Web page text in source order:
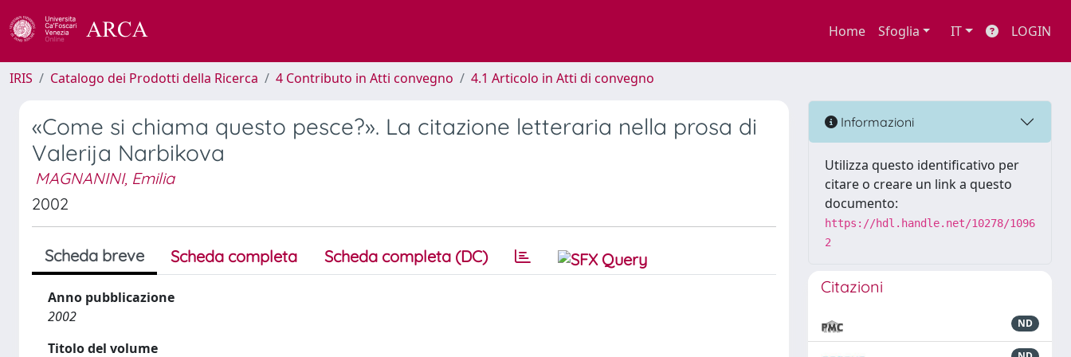
Home Sfoglia IT LOGIN
IRIS Catalogo dei Prodotti della Ricerca 4 Contributo in Atti convegno 4.1 Articolo in Atti di convegno
«Come si chiama questo pesce?». La citazione letteraria nella prosa di
Valerija Narbikova
MAGNANINI, Emilia
2002
Scheda breve Scheda completa Scheda completa (DC)
Anno pubblicazione
2002
Titolo del volume
Informazioni
Utilizza questo identificativo per
citare o creare un link a questo
documento:
https://hdl.handle.net/10278/1096
2
Citazioni
ND